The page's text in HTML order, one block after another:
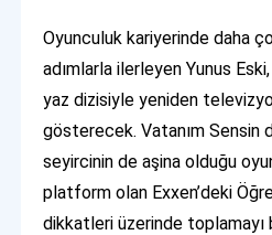
Oyunculuk kariyerinde daha
adımlarla ilerleyen Yunus Eski,
yaz dizisiyle yeniden
gösterecek. Vatanım Sensin
seyircinin de aşina olduğu
platform olan Exxen’deki
dikkatleri üzerinde toplamayı